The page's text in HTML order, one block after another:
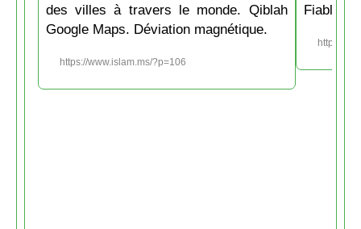
des villes à travers le monde. Qiblah
Google Maps. Déviation magnétique.
https://www.islam.ms/?p=106
Fiable et
https://